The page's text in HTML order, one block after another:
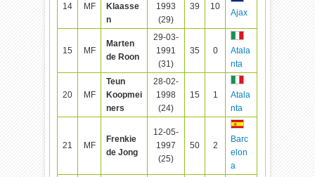
14 MF
Klaasse
n
1993
(29)
39 10
Ajax
15 MF
Marten
de Roon
29-03-
1991
(31)
35 0
Atala
nta
20 MF
Teun
Koopmei
ners
28-02-
1998
(24)
15 1
Atala
nta
21 MF
Frenkie
de Jong
12-05-
1997
(25)
50 2
Barc
elon
a